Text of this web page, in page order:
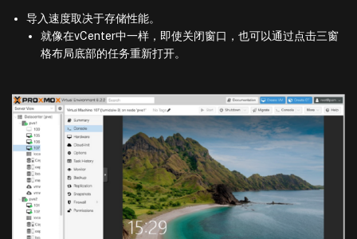
导入速度取决于存储性能。
就像在vCenter中一样，即使关闭窗口，也可以通过点击三窗
格布局底部的任务重新打开。